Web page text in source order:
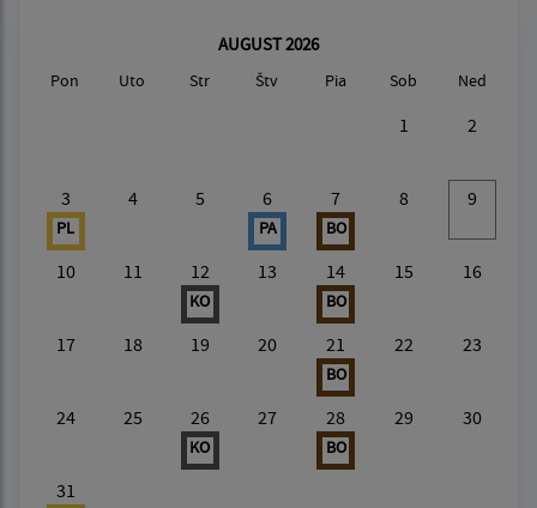
AUGUST 2026
Pon Uto Str Štv Pia Sob Ned
1 2
3
PL
4 5 6
PA
7
BO
8 9
10 11 12
KO
13 14
BO
15 16
17 18 19 20 21
BO
22 23
24 25 26
KO
27 28
BO
29 30
31